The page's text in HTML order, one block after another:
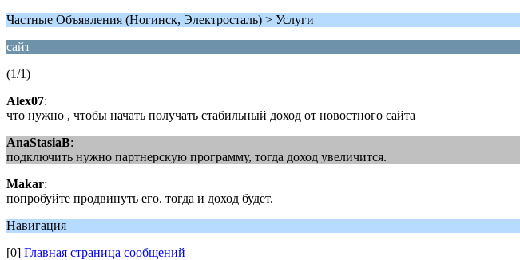
Частные Объявления (Ногинск, Электросталь) > Услуги
сайт
(1/1)
Alex07:
что нужно , чтобы начать получать стабильный доход от новостного сайта
AnaStasiaB:
подключить нужно партнерскую программу, тогда доход увеличится.
Makar:
попробуйте продвинуть его. тогда и доход будет.
Навигация
[0] Главная страница сообщений